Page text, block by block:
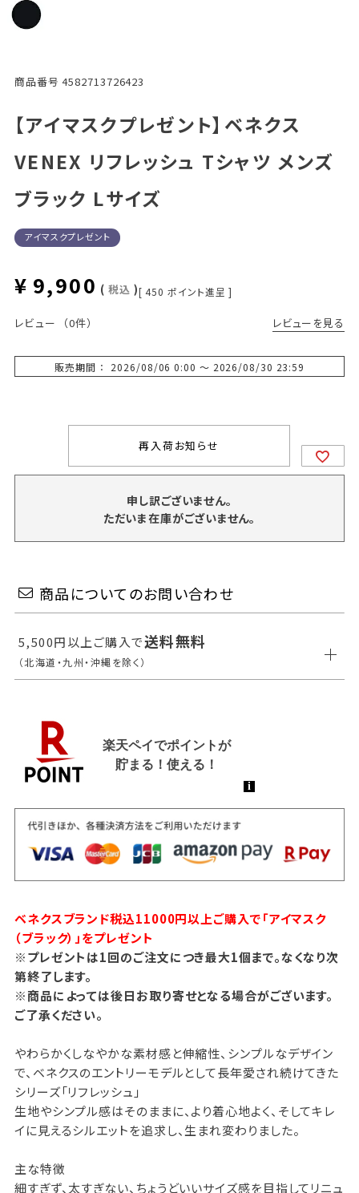
商品番号 4582713726423
【アイマスクプレゼント】ベネクス
VENEX リフレッシュ Tシャツ メンズ
ブラック Lサイズ
アイマスクプレゼント
¥ 9,900 税込 [ 450 ポイント進呈 ]
レビュー （0件） レビューを見る
販売期間 2026/08/06 0:00 〜 2026/08/30 23:59
再入荷お知らせ
申し訳ございません。
ただいま在庫がございません。
商品についてのお問い合わせ
5,500円以上ご購入で送料無料
（北海道・九州・沖縄を除く）
ベネクスブランド税込11000円以上ご購入で「アイマスク
（ブラック）」をプレゼント
※プレゼントは1回のご注文につき最大1個まで。なくなり次
第終了します。
※商品によっては後日お取り寄せとなる場合がございます。
ご了承ください。
やわらかくしなやかな素材感と伸縮性、シンプルなデザイン
で、ベネクスのエントリーモデルとして長年愛され続けてきた
シリーズ「リフレッシュ」
生地やシンプル感はそのままに、より着心地よく、そしてキレ
イに見えるシルエットを追求し、生まれ変わりました。
主な特徴
細すぎず、太すぎない、ちょうどいいサイズ感を目指してリニュ